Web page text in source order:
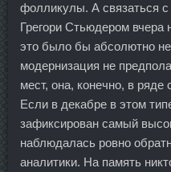
фолликулы. А связаться
Грегори Стьюдером
это было бы абсолютно
модернизация не
мест, она, конечно, в ряде
Если в декабре в этом
зафиксирован самый
наблюдалась ровно
аналитики. На память